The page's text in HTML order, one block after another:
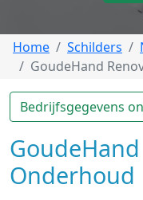
Home Schilders
GoudeHand
Bedrijfsgegevens
Onderhoud